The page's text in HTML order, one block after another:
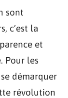
sont
c’est la
et
Pour les
démarquer
révolution